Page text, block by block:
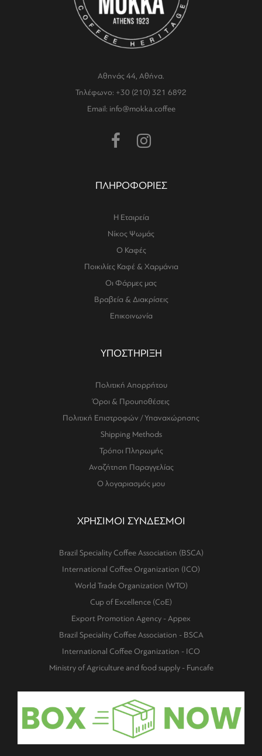
Αθηνάς 44, Αθήνα.
Τηλέφωνο: +30 (210) 321 6892
Email: info@mokka.coffee
ΠΛΗΡΟΦΟΡΙΕΣ
Η Εταιρεία
Νίκος Ψωμάς
Ο Καφές
Ποικιλίες Καφέ & Χαρμάνια
Οι Φάρμες μας
Βραβεία & Διακρίσεις
Επικοινωνία
ΥΠΟΣΤΗΡΙΞΗ
Πολιτική Απορρήτου
Όροι & Προυποθέσεις
Πολιτική Επιστροφών / Υπαναχώρησης
Shipping Methods
Τρόποι Πληρωμής
Αναζήτηση Παραγγελίας
Ο λογαριασμός μου
ΧΡΗΣΙΜΟΙ ΣΥΝΔΕΣΜΟΙ
Brazil Speciality Coffee Association (BSCA)
International Coffee Organization (ICO)
World Trade Organization (WTO)
Cup of Excellence (CoE)
Export Promotion Agency - Appex
Brazil Speciality Coffee Association - BSCA
International Coffee Organization - ICO
Ministry of Agriculture and food supply - Funcafe